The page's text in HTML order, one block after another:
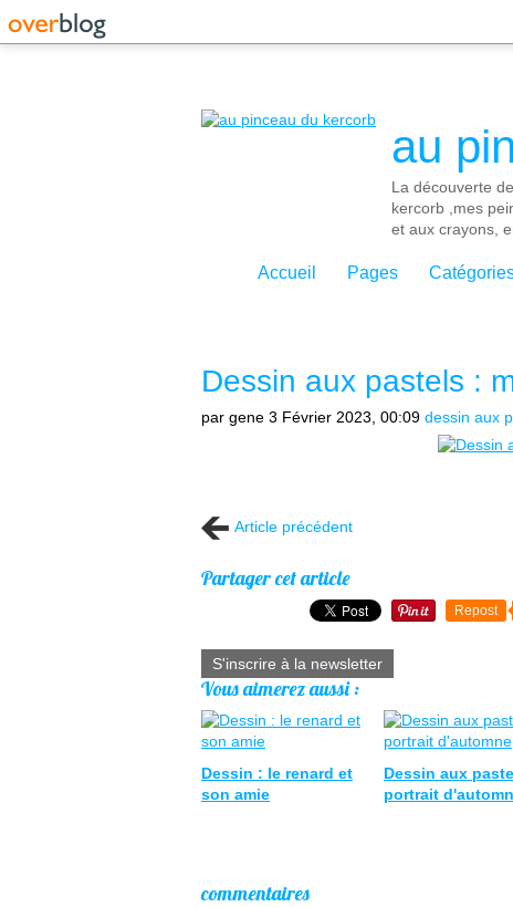
au
La découverte
kercorb ,mes
et aux crayons,
Accueil Pages
Dessin aux pastels :
par gene 3 Février 2023, 00:09 dessin aux
Article précédent
Partager cet article
Repost
S'inscrire à la newsletter
Vous aimerez aussi :
Dessin : le renard et
son amie
Dessin aux
portrait
commentaires